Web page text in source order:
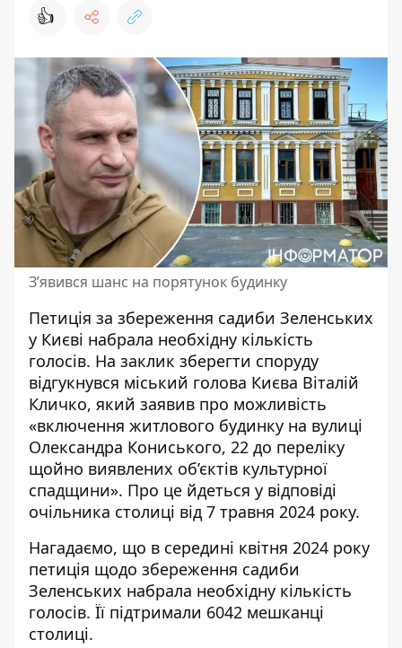
👍
З’явився шанс на порятунок будинку
Петиція за збереження садиби Зеленських
у Києві набрала необхідну кількість
голосів. На заклик зберегти споруду
відгукнувся міський голова Києва Віталій
Кличко, який заявив про можливість
«включення житлового будинку на вулиці
Олександра Кониського, 22 до переліку
щойно виявлених об’єктів культурної
спадщини». Про це йдеться у відповіді
очільника столиці від 7 травня 2024 року.
Нагадаємо, що в середині квітня 2024 року
петиція щодо збереження садиби
Зеленських набрала необхідну кількість
голосів. Її підтримали 6042 мешканці
столиці.